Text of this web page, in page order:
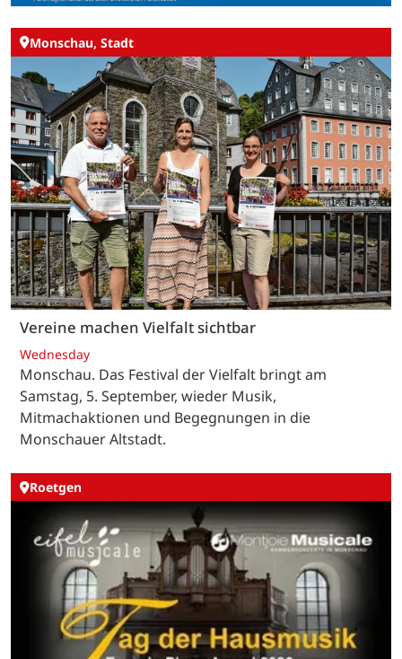
Monschau, Stadt
Vereine machen Vielfalt sichtbar
Wednesday
Monschau. Das Festival der Vielfalt bringt am
Samstag, 5. September, wieder Musik,
Mitmachaktionen und Begegnungen in die
Monschauer Altstadt.
Roetgen